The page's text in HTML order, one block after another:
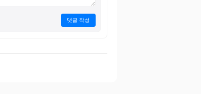
댓글 작성